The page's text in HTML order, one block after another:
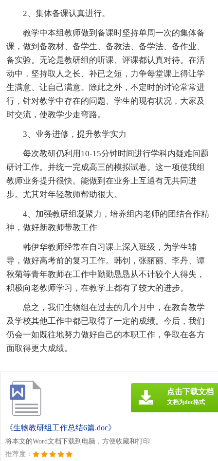
2、集体备课认真进行。
教学中本组教师做到备课时坚持单周一次的集体备
课，做到备教材、备学生、备教法、备学法、备作业、
备实验。无论是教研组的听课、评课都认真对待。在活
动中，坚持取人之长、补已之短，力争每堂课上得让学
生满意、让自己满意。除此之外，不定时的讨论常常进
行，针对教学中存在的问题、学生的现有状况，大家及
时交流，使教学少走弯路。
3、业务进修，提升教学实力
每次教研仍利用10-15分钟时间进行学科内疑难问题
研讨工作。并统一完成高三的模拟试卷。这一项使我组
教师业务提升很快。能做到在业务上互通有无共同进
步。尤其对年轻教师帮助很大。
4、加强教研组凝聚力，培养组内老师的团结合作精
神，做好新教师带教工作
韩伊华教师经常在自习课上深入班级，为学生辅
导，做好高考前的复习工作。韩钊，张丽丽、李丹、谭
秋菊等青年教师在工作中勤勤恳恳从不计较个人得失，
积极向老教师学习，在教学上都有了较大的进步。
总之，我们生物组在过去的几个月中，在教育教学
及学校其他工作中都已取得了一定的成绩。今后，我们
仍会一如既往地努力做好自己的本职工作，争取在各方
面取得更大成绩。
《生物教研组工作总结6篇.doc》
将本文的Word文档下载到电脑，方便收藏和打印
推荐度：
点击下载文档
文档为doc格式